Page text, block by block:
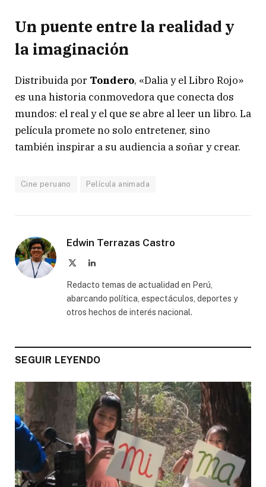
Un puente entre la realidad y
la imaginación
Distribuida por Tondero, «Dalia y el Libro Rojo»
es una historia conmovedora que conecta dos
mundos: el real y el que se abre al leer un libro. La
película promete no solo entretener, sino
también inspirar a su audiencia a soñar y crear.
Cine peruano Película animada
Edwin Terrazas Castro
LinkedIn
Redacto temas de actualidad en Perú,
abarcando política, espectáculos, deportes y
otros hechos de interés nacional.
SEGUIR LEYENDO